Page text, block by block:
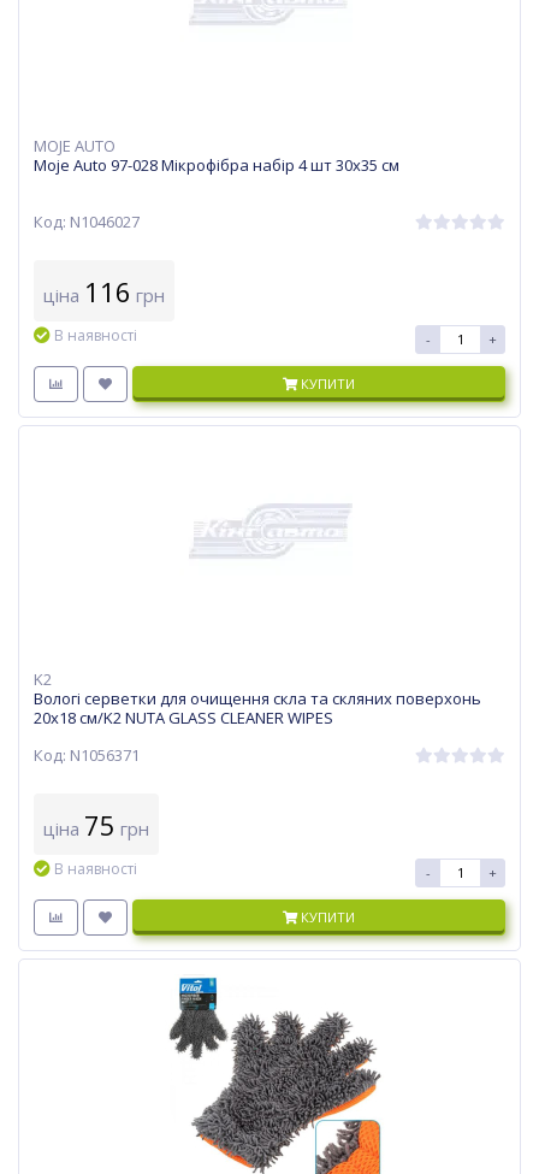
MOJE AUTO
Moje Auto 97-028 Мікрофібра набір 4 шт 30х35 см
Код: N1046027
ціна 116 грн
В наявності - +
КУПИТИ
K2
Вологі серветки для очищення скла та скляних поверхонь
20x18 см/K2 NUTA GLASS CLEANER WIPES
Код: N1056371
ціна 75 грн
В наявності - +
КУПИТИ